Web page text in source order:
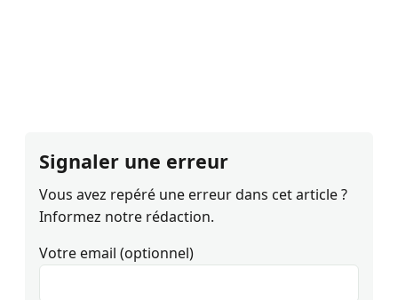
Signaler une erreur
Vous avez repéré une erreur dans cet article ?
Informez notre rédaction.
Votre email (optionnel)